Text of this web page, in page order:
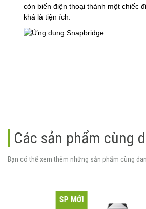
còn biến điện thoại thành một chiếc
khá là tiện ích.
Các sản phẩm cùng
SP MỚI